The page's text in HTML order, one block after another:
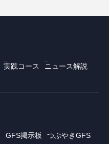
実践コース
ニュース解説
GFS掲示板 つぶやきGFS